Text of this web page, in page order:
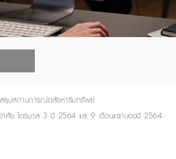
สรุปสถานการณ์อสังหาริมทรัพย์
ศัย ไตรมาส 3 ปี 2564 และ 9 เดือนแรกของปี 2564